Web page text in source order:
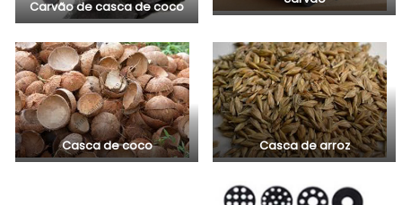
Carvão de casca de coco
Casca de coco Casca de arroz